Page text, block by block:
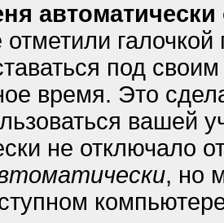
автоматически
галочкой
под
время. Это
вашей
не отключало
, но